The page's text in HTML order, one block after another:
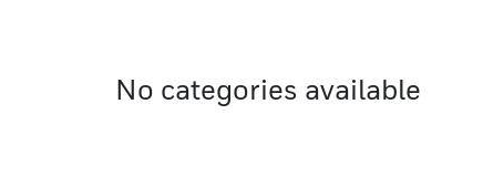
No categories available